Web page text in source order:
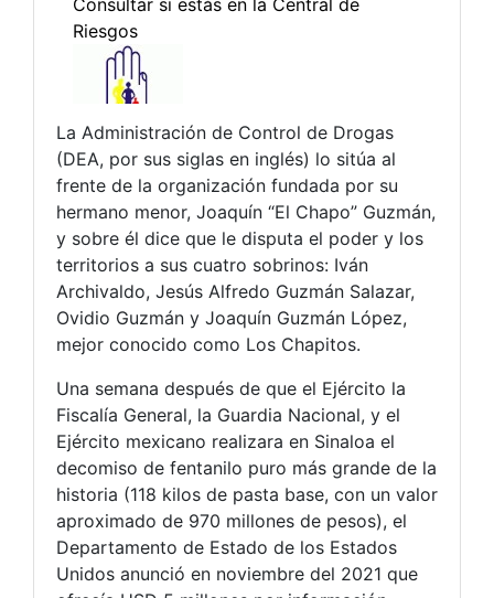
La Administración de Control de Drogas
(DEA, por sus siglas en inglés) lo sitúa al
frente de la organización fundada por su
hermano menor, Joaquín “El Chapo” Guzmán,
y sobre él dice que le disputa el poder y los
territorios a sus cuatro sobrinos: Iván
Archivaldo, Jesús Alfredo Guzmán Salazar,
Ovidio Guzmán y Joaquín Guzmán López,
mejor conocido como Los Chapitos.
Una semana después de que el Ejército la
Fiscalía General, la Guardia Nacional, y el
Ejército mexicano realizara en Sinaloa el
decomiso de fentanilo puro más grande de la
historia (118 kilos de pasta base, con un valor
aproximado de 970 millones de pesos), el
Departamento de Estado de los Estados
Unidos anunció en noviembre del 2021 que